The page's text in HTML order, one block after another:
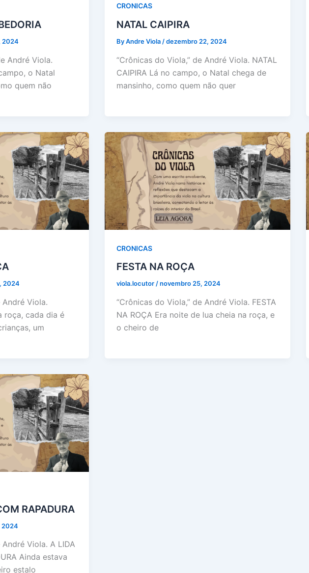
2024
André Viola.
o Natal
quem não
CRONICAS
NATAL CAIPIRA
By Andre Viola /dezembro 22, 2024
“Crônicas do Viola,” de André Viola. NATAL
CAIPIRA Lá no campo, o Natal chega de
mansinho, como quem não quer
2024
André Viola.
roça, cada dia é
um
CRONICAS
FESTA NA ROÇA
viola.locutor/novembro 25, 2024
“Crônicas do Viola,” de André Viola. FESTA
NA ROÇA Era noite de lua cheia na roça, e
o cheiro de
RAPADURA
2024
Viola. A LIDA
Ainda estava
estalo